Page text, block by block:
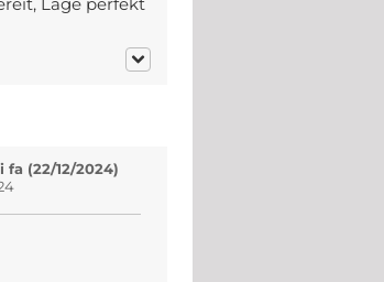
Lage perfekt
fa (22/12/2024)